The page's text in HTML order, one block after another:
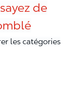
de
les catégories